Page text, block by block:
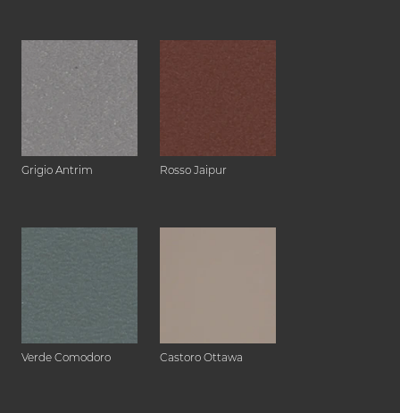
Grigio Antrim Rosso Jaipur
Verde Comodoro Castoro Ottawa